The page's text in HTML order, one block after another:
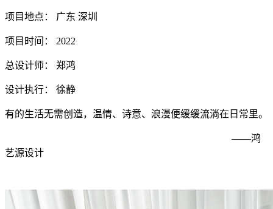
项目地点： 广东 深圳
项目时间： 2022
总设计师： 郑鸿
设计执行： 徐静
有的生活无需创造，温情、诗意、浪漫便缓缓流淌在日常里。
——鸿
艺源设计